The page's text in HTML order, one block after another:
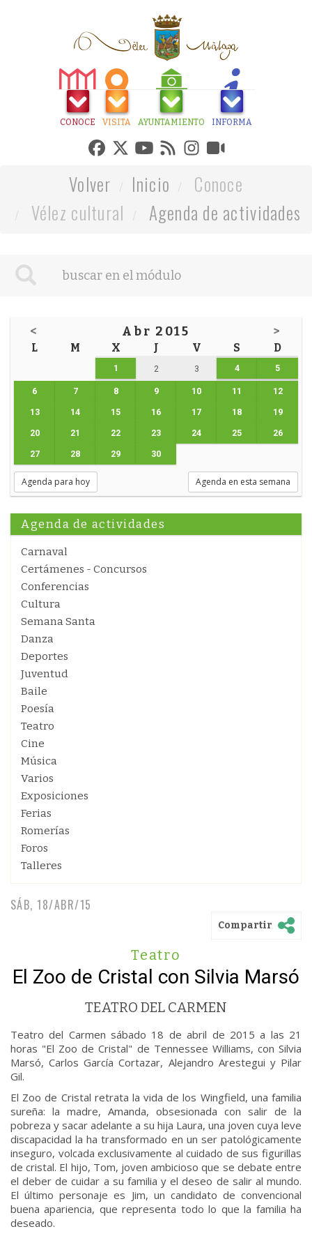
CONOCE VISITA AYUNTAMIENTO INFORMA
Volver Inicio
Conoce
Vélez cultural
Agenda de actividades
< Abr 2015 >
L M X J V S D
1 2 3 4 5
6 7 8 9 10 11 12
13 14 15 16 17 18 19
20 21 22 23 24 25 26
27 28 29 30
Agenda para hoy Agenda en esta semana
Agenda de actividades
Carnaval
Certámenes - Concursos
Conferencias
Cultura
Semana Santa
Danza
Deportes
Juventud
Baile
Poesía
Teatro
Cine
Música
Varios
Exposiciones
Ferias
Romerías
Foros
Talleres
SÁB, 18/ABR/15
Compartir
Teatro
El Zoo de Cristal con Silvia Marsó
TEATRO DEL CARMEN
Teatro del Carmen sábado 18 de abril de 2015 a las 21
horas "El Zoo de Cristal" de Tennessee Williams, con Silvia
Marsó, Carlos García Cortazar, Alejandro Arestegui y Pilar
Gil.
El Zoo de Cristal retrata la vida de los Wingfield, una familia
sureña: la madre, Amanda, obsesionada con salir de la
pobreza y sacar adelante a su hija Laura, una joven cuya leve
discapacidad la ha transformado en un ser patológicamente
inseguro, volcada exclusivamente al cuidado de sus figurillas
de cristal. El hijo, Tom, joven ambicioso que se debate entre
el deber de cuidar a su familia y el deseo de salir al mundo.
El último personaje es Jim, un candidato de convencional
buena apariencia, que representa todo lo que la familia ha
deseado.